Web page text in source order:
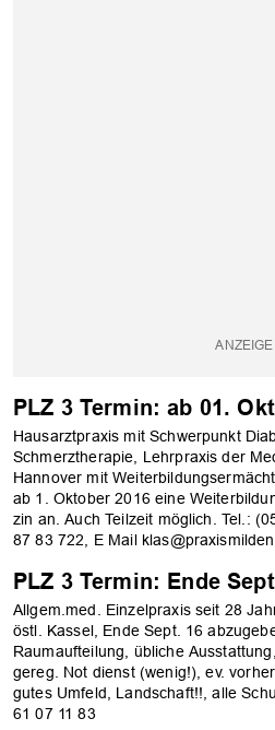
PLZ 3 Termin: ab 01.
Hausarztpraxis mit Schwerpunkt
Schmerztherapie, Lehrpraxis der
Hannover mit
ab 1. Oktober 2016 eine
zin an. Auch Teilzeit möglich. Tel.:
87 83 722, E ­Mail
PLZ 3 Termin: Ende
Allgem.med. Einzelpraxis seit 28
östl. Kassel, Ende Sept. 16
Raumaufteilung, übliche
gereg. Not dienst (wenig!), ev.
gutes Umfeld, Landschaft!!, alle
61 07 11 83